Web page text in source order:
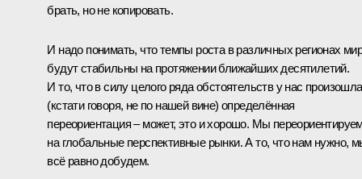
брать, но не копировать.
И надо понимать, что темпы роста в различных регионах
будут стабильны на протяжении ближайших десятилетий.
И то, что в силу целого ряда обстоятельств у нас произошла
(кстати говоря, не по нашей вине) определённая
переориентация – может, это и хорошо. Мы
на глобальные перспективные рынки. А то, что нам нужно,
всё равно добудем.